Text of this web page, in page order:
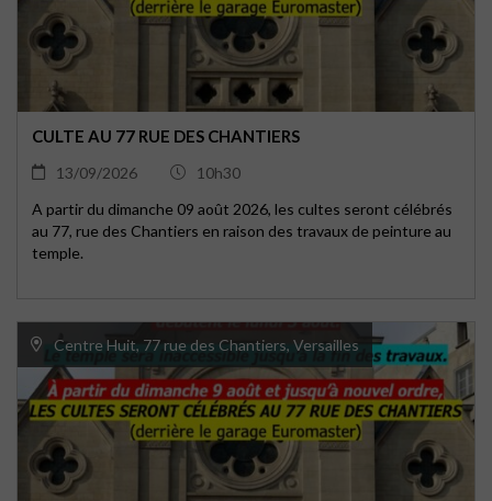
CULTE AU 77 RUE DES CHANTIERS
13/09/2026
10h30
A partir du dimanche 09 août 2026, les cultes seront célébrés
au 77, rue des Chantiers en raison des travaux de peinture au
temple.
Centre Huit, 77 rue des Chantiers, Versailles